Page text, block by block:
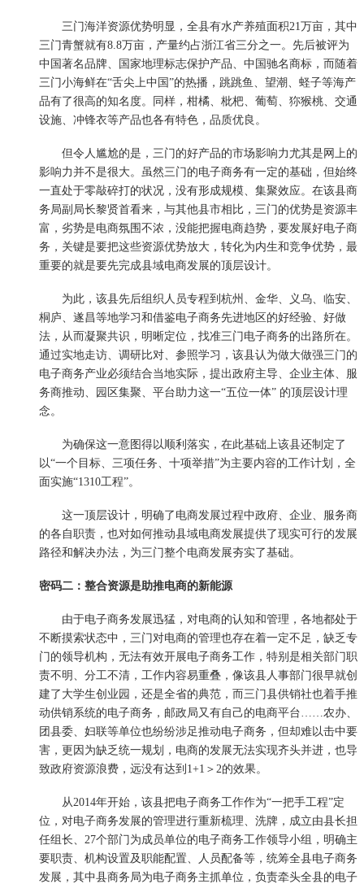
三门海洋资源优势明显，全县有水产养殖面积21万亩，其中
三门青蟹就有8.8万亩，产量约占浙江省三分之一。先后被评为
中国著名品牌、国家地理标志保护产品、中国驰名商标，而随着
三门小海鲜在“舌尖上中国”的热播，跳跳鱼、望潮、蛏子等海产
品有了很高的知名度。同样，柑橘、枇杷、葡萄、狝猴桃、交通
设施、冲锋衣等产品也各有特色，品质优良。
但令人尴尬的是，三门的好产品的市场影响力尤其是网上的
影响力并不是很大。虽然三门的电子商务有一定的基础，但始终
一直处于零敲碎打的状况，没有形成规模、集聚效应。在该县商
务局副局长黎贤首看来，与其他县市相比，三门的优势是资源丰
富，劣势是电商氛围不浓，没能把握电商趋势，要发展好电子商
务，关键是要把这些资源优势放大，转化为内生和竞争优势，最
重要的就是要先完成县域电商发展的顶层设计。
为此，该县先后组织人员专程到杭州、金华、义乌、临安、
桐庐、遂昌等地学习和借鉴电子商务先进地区的好经验、好做
法，从而凝聚共识，明晰定位，找准三门电子商务的出路所在。
通过实地走访、调研比对、参照学习，该县认为做大做强三门的
电子商务产业必须结合当地实际，提出政府主导、企业主体、服
务商推动、园区集聚、平台助力这一“五位一体” 的顶层设计理
念。
为确保这一意图得以顺利落实，在此基础上该县还制定了
以“一个目标、三项任务、十项举措”为主要内容的工作计划，全
面实施“1310工程”。
这一顶层设计，明确了电商发展过程中政府、企业、服务商
的各自职责，也对如何推动县域电商发展提供了现实可行的发展
路径和解决办法，为三门整个电商发展夯实了基础。
密码二：整合资源是助推电商的新能源
由于电子商务发展迅猛，对电商的认知和管理，各地都处于
不断摸索状态中，三门对电商的管理也存在着一定不足，缺乏专
门的领导机构，无法有效开展电子商务工作，特别是相关部门职
责不明、分工不清，工作内容易重叠，像该县人事部门很早就创
建了大学生创业园，还是全省的典范，而三门县供销社也着手推
动供销系统的电子商务，邮政局又有自己的电商平台……农办、
团县委、妇联等单位也纷纷涉足推动电子商务，但却难以击中要
害，更因为缺乏统一规划，电商的发展无法实现齐头并进，也导
致政府资源浪费，远没有达到1+1＞2的效果。
从2014年开始，该县把电子商务工作作为“一把手工程”定
位，对电子商务发展的管理进行重新梳理、洗牌，成立由县长担
任组长、27个部门为成员单位的电子商务工作领导小组，明确主
要职责、机构设置及职能配置、人员配备等，统筹全县电子商务
发展，其中县商务局为电子商务主抓单位，负责牵头全县的电子